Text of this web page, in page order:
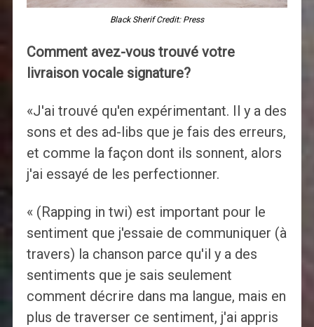
Black Sherif Credit: Press
Comment avez-vous trouvé votre
livraison vocale signature?
«J'ai trouvé qu'en expérimentant. Il y a des
sons et des ad-libs que je fais des erreurs,
et comme la façon dont ils sonnent, alors
j'ai essayé de les perfectionner.
« (Rapping in twi) est important pour le
sentiment que j'essaie de communiquer (à
travers) la chanson parce qu'il y a des
sentiments que je sais seulement
comment décrire dans ma langue, mais en
plus de traverser ce sentiment, j'ai appris